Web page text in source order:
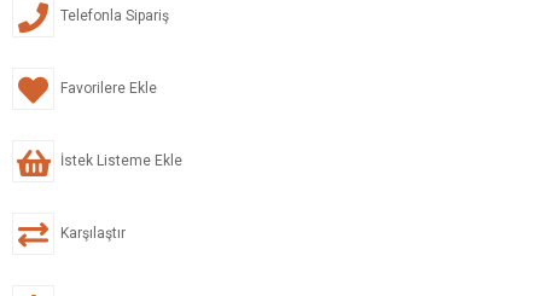
Telefonla Sipariş
Favorilere Ekle
İstek Listeme Ekle
Karşılaştır